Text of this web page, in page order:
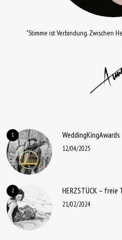
"Stimme ist Verbindung. Zwischen
1
12/04/2025
2 HERZSTÜCK – freie
21/02/2024